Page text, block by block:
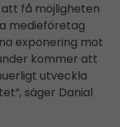
få möjligheten
medieföretag
exponering mot
kommer att
utveckla
säger Danial